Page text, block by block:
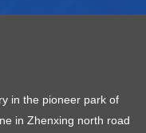
in the pioneer park of
in Zhenxing north road